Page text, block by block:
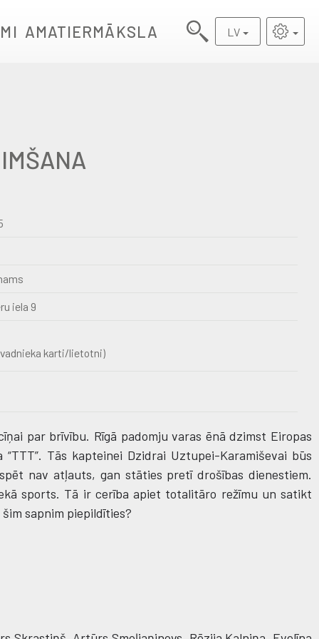
AMATIERMĀKSLA LV
iela 9
karti/lietotni)
par brīvību. Rīgā padomju varas ēnā dzimst Eiropas
Tās kapteinei Dzidrai Uztupei-Karamiševai būs
nav atļauts, gan stāties pretī drošības dienestiem.
sports. Tā ir cerība apiet totalitāro režīmu un satikt
sapnim piepildīties?